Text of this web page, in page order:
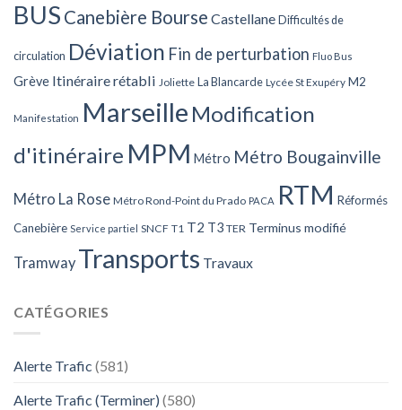
BUS Canebière Bourse Castellane Difficultés de
circulation Déviation Fin de perturbation Fluo Bus
Grève Itinéraire rétabli Joliette La Blancarde Lycée St Exupéry M2
Manifestation Marseille Modification
d'itinéraire MPM Métro Métro Bougainville
Métro La Rose Métro Rond-Point du Prado PACA RTM Réformés
Canebière Service partiel SNCF T1 T2 T3 TER Terminus modifié
Tramway Transports Travaux
CATÉGORIES
Alerte Trafic (581)
Alerte Trafic (Terminer) (580)